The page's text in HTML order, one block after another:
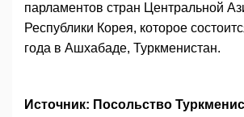
парламентов стран Центральной
Республики Корея, которое
года в Ашхабаде, Туркменистан.
Источник: Посольство